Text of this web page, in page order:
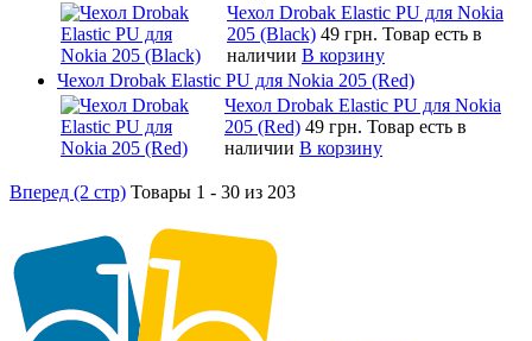
Чехол Drobak Elastic PU для Nokia
205 (Black) 49 грн. Товар есть в
наличии В корзину
Чехол Drobak Elastic PU для Nokia 205 (Red)
Чехол Drobak Elastic PU для Nokia
205 (Red) 49 грн. Товар есть в
наличии В корзину
Вперед (2 стр) Товары 1 - 30 из 203